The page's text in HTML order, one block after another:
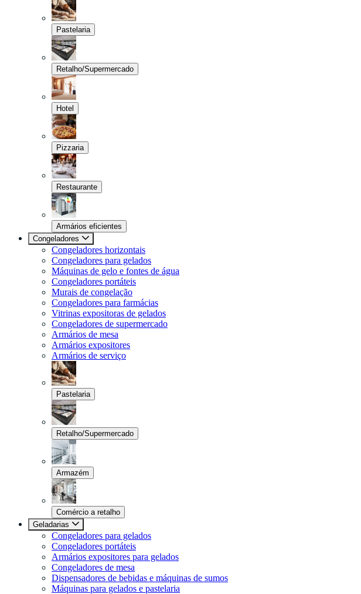
Pastelaria
Retalho/Supermercado
Hotel
Pizzaria
Restaurante
Armários eficientes
Congeladores
Congeladores horizontais
Congeladores para gelados
Máquinas de gelo e fontes de água
Congeladores portáteis
Murais de congelação
Congeladores para farmácias
Vitrinas expositoras de gelados
Congeladores de supermercado
Armários de mesa
Armários expositores
Armários de serviço
Pastelaria
Retalho/Supermercado
Armazém
Comércio a retalho
Geladarias
Congeladores para gelados
Congeladores portáteis
Armários expositores para gelados
Congeladores de mesa
Dispensadores de bebidas e máquinas de sumos
Máquinas para gelados e pastelaria